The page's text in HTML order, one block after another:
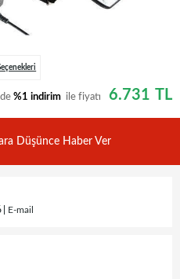
%1 indirim ile fiyatı 6.731 TL
Düşünce Haber Ver
E-mail